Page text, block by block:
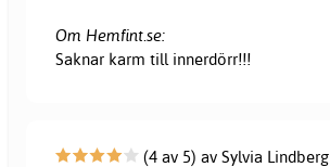
Om Hemfint.se:
Saknar karm till innerdörr!!!
(4 av 5) av Sylvia